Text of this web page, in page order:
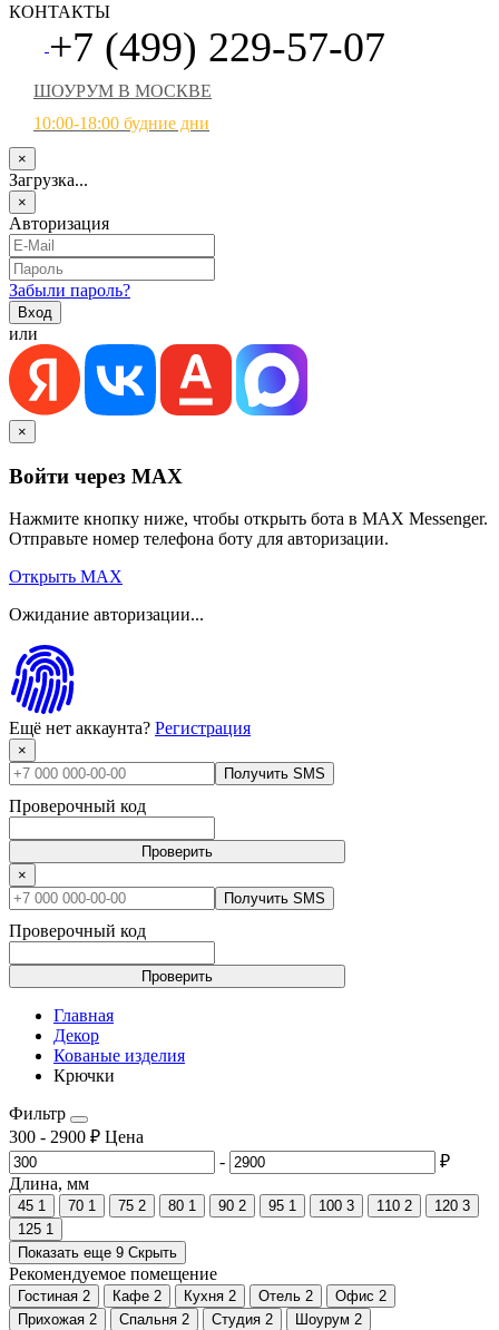
КОНТАКТЫ
+7 (499) 229-57-07
ШОУРУМ В МОСКВЕ
10:00-18:00 будние дни
×
Загрузка...
×
Авторизация
Забыли пароль?
или
×
Войти через MAX
Нажмите кнопку ниже, чтобы открыть бота в MAX Messenger.
Отправьте номер телефона боту для авторизации.
Открыть MAX
Ожидание авторизации...
Ещё нет аккаунта? Регистрация
×
Получить SMS
Проверочный код
Проверить
×
Получить SMS
Проверочный код
Проверить
Главная
Декор
Кованые изделия
Крючки
Фильтр
300 - 2900 ₽ Цена
-
₽
Длина, мм
45 1 70 1 75 2 80 1 90 2 95 1 100 3 110 2 120 3
125 1
Показать еще 9 Скрыть
Рекомендуемое помещение
Гостиная 2 Кафе 2 Кухня 2 Отель 2 Офис 2
Прихожая 2 Спальня 2 Студия 2 Шоурум 2